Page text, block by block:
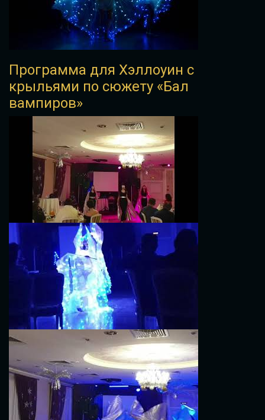
Программа для Хэллоуин с
крыльями по сюжету «Бал
вампиров»